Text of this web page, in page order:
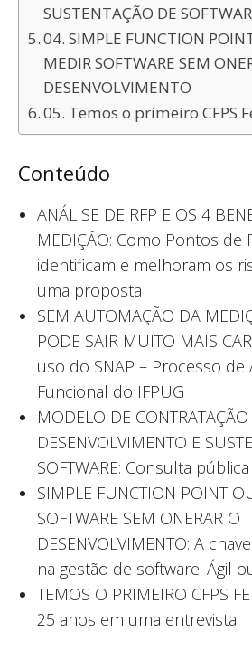
SUSTENTAÇÃO DE
04. SIMPLE FUNCTION
MEDIR SOFTWARE SEM
DESENVOLVIMENTO
05. Temos o primeiro CFPS
Conteúdo
ANÁLISE DE RFP E OS 4
MEDIÇÃO: Como Pontos de
identificam e melhoram os
uma proposta
SEM AUTOMAÇÃO DA
PODE SAIR MUITO MAIS
uso do SNAP – Processo de
Funcional do IFPUG
MODELO DE
DESENVOLVIMENTO E
SOFTWARE: Consulta pública
SIMPLE FUNCTION POINT
SOFTWARE SEM ONERAR O
DESENVOLVIMENTO: A
na gestão de software. Ágil
TEMOS O PRIMEIRO CFPS
25 anos em uma entrevista